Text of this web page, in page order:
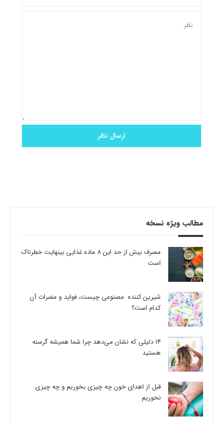
مطالب ویژه نسخه
مصرف بیش از حد این 8 ماده غذایی بینهایت خطرناک
است
شیرین کننده مصنوعی چیست، فواید و مضرات آن
کدام است؟
14 دلیلی که نشان می‌دهد چرا شما همیشه گرسنه
هستید
قبل از اهدای خون چه چیزی بخوریم و چه چیزی
نخوریم